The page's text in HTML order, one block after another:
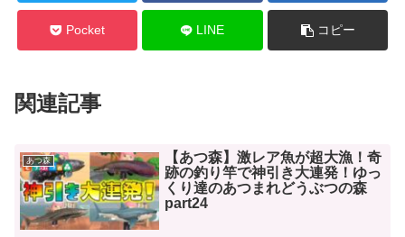
Pocket LINE コピー
関連記事
あつ森
【あつ森】激レア魚が超大漁！奇
跡の釣り竿で神引き大連発！ゆっ
くり達のあつまれどうぶつの森
part24